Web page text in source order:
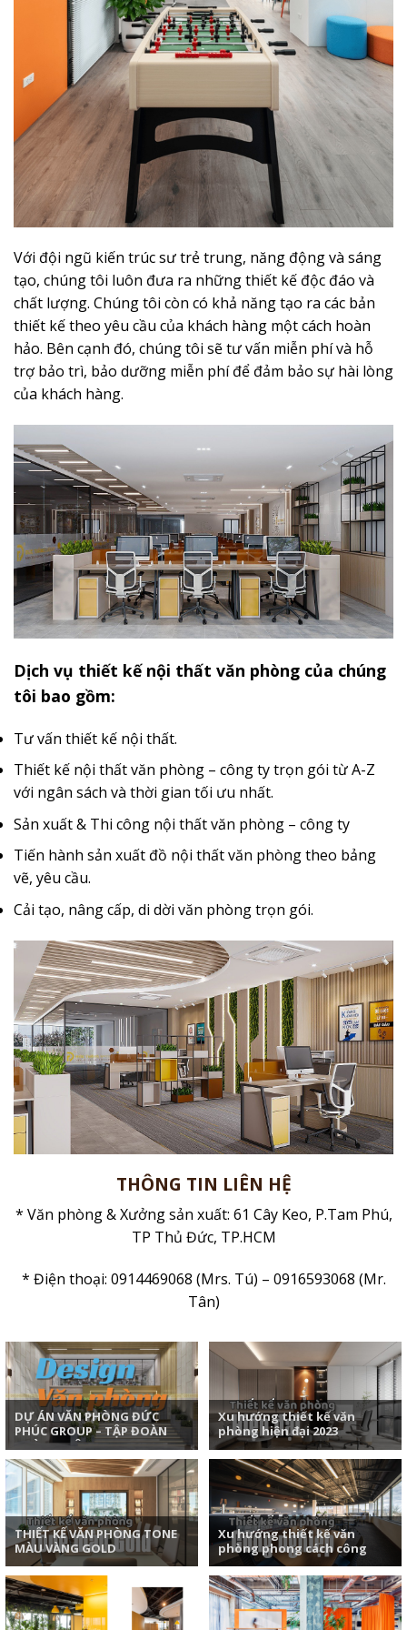
Với đội ngũ kiến trúc sư trẻ trung, năng động và sáng
tạo, chúng tôi luôn đưa ra những thiết kế độc đáo và
chất lượng. Chúng tôi còn có khả năng tạo ra các bản
thiết kế theo yêu cầu của khách hàng một cách hoàn
hảo. Bên cạnh đó, chúng tôi sẽ tư vấn miễn phí và hỗ
trợ bảo trì, bảo dưỡng miễn phí để đảm bảo sự hài lòng
của khách hàng.
Dịch vụ thiết kế nội thất văn phòng của chúng
tôi bao gồm:
Tư vấn thiết kế nội thất.
Thiết kế nội thất văn phòng – công ty trọn gói từ A-Z
với ngân sách và thời gian tối ưu nhất.
Sản xuất & Thi công nội thất văn phòng – công ty
Tiến hành sản xuất đồ nội thất văn phòng theo bảng
vẽ, yêu cầu.
Cải tạo, nâng cấp, di dời văn phòng trọn gói.
THÔNG TIN LIÊN HỆ
* Văn phòng & Xưởng sản xuất: 61 Cây Keo, P.Tam Phú,
TP Thủ Đức, TP.HCM
* Điện thoại: 0914469068 (Mrs. Tú) – 0916593068 (Mr.
Tân)
DỰ ÁN VĂN PHÒNG ĐỨC
PHÚC GROUP – TẬP ĐOÀN
NGÀNH ĐIỆN
1. Đức Phúc Group – Tập
đoàn làm về sản phẩm điện
Thiết kế một...
Xu hướng thiết kế văn
phòng hiện đại 2023
THIẾT KẾ VĂN PHÒNG TONE
MÀU VÀNG GOLD
Thiết kế nội thất cho 5 không
gian văn phòng với tone màu
vàng gold....
Xu hướng thiết kế văn
phòng phong cách công
nghiệp (Industrial) 2023